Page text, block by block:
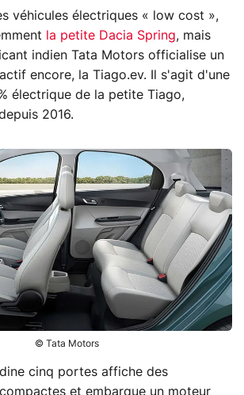
véhicules électriques « low cost »,
la petite Dacia Spring, mais
indien Tata Motors officialise un
encore, la Tiago.ev. Il s'agit d'une
électrique de la petite Tiago,
2016.
© Tata Motors
cinq portes affiche des
et embarque un moteur